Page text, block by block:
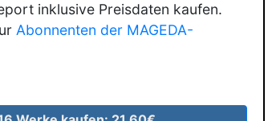
inklusive Preisdaten kaufen.
Abonnenten der MAGEDA-